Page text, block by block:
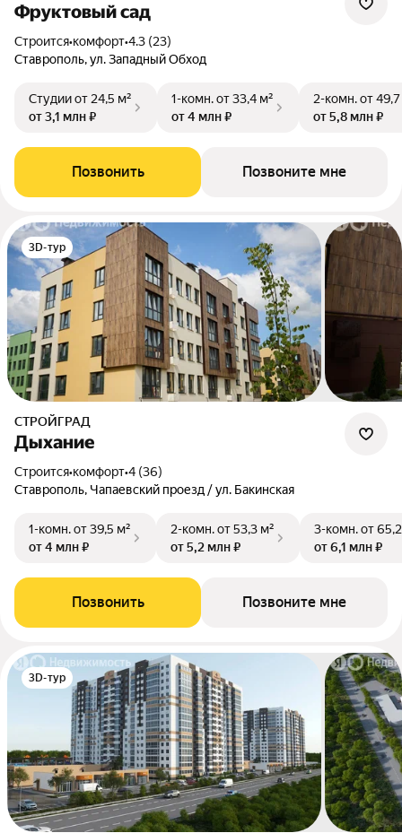
Фруктовый сад
Строится•комфорт•4.3 (23)
Ставрополь, ул. Западный Обход
Студииот 24,5 м²
от 3,1 млн ₽
1-комн.от 33,4 м²
от 4 млн ₽
2-комн.от
от 5,8 млн ₽
Позвонить Позвоните мне
3D-тур
СТРОЙГРАД
Дыхание
Строится•комфорт•4 (36)
Ставрополь, Чапаевский проезд / ул. Бакинская
1-комн.от 39,5 м²
от 4 млн ₽
2-комн.от 53,3 м²
от 5,2 млн ₽
3-комн.от
от 6,1 млн ₽
Позвонить Позвоните мне
3D-тур